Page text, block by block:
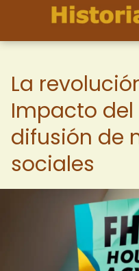
La
Impacto
difusión de
sociales